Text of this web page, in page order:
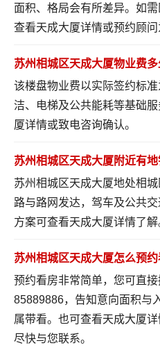
面积、格局会有所差异。如
查看天成大厦详情或预约顾问
苏州相城区天成大厦物业费多
该楼盘物业费以实际签约标
洁、电梯及公共能耗等基础
厦详情或致电咨询确认。
苏州相城区天成大厦附近有地
苏州相城区天成大厦地处相
路与路网发达，驾车及公共
方案可查看天成大厦详情了解
苏州相城区天成大厦怎么预约
预约看房非常简单，您可直
85889886，告知意向面积与
属带看。也可查看天成大厦详
尽快与您联系。